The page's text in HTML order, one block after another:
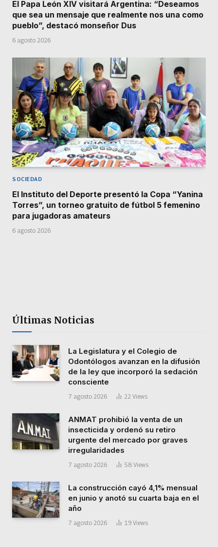
El Papa León XIV visitará Argentina: “Deseamos
que sea un mensaje que realmente nos una como
pueblo”, destacó monseñor Dus
6 agosto 2026
SOCIEDAD
El Instituto del Deporte presentó la Copa “Yanina
Torres”, un torneo gratuito de fútbol 5 femenino
para jugadoras amateurs
6 agosto 2026
Últimas Noticias
La Legislatura y el Colegio de
Odontólogos avanzan en la difusión
de la ley que incorporó la sedación
consciente
7 agosto 2026 22 Views
ANMAT prohibió la venta de un
insecticida y ordenó su retiro
urgente del mercado por graves
irregularidades
7 agosto 2026 58 Views
La construcción cayó 4,1% mensual
en junio y anotó su cuarta baja en el
año
7 agosto 2026 19 Views